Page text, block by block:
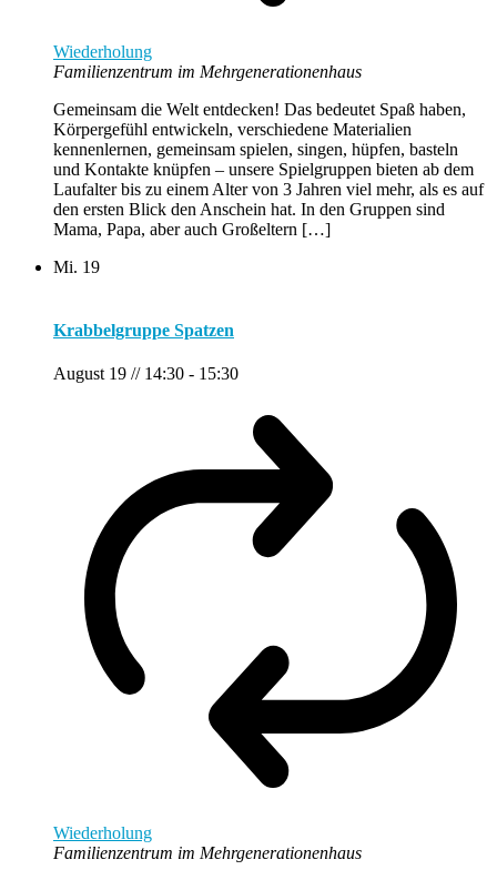
Wiederholung
Familienzentrum im Mehrgenerationenhaus
Gemeinsam die Welt entdecken! Das bedeutet Spaß haben,
Körpergefühl entwickeln, verschiedene Materialien
kennenlernen, gemeinsam spielen, singen, hüpfen, basteln
und Kontakte knüpfen – unsere Spielgruppen bieten ab dem
Laufalter bis zu einem Alter von 3 Jahren viel mehr, als es auf
den ersten Blick den Anschein hat. In den Gruppen sind
Mama, Papa, aber auch Großeltern […]
Mi. 19
Krabbelgruppe Spatzen
August 19 // 14:30 - 15:30
Wiederholung
Familienzentrum im Mehrgenerationenhaus